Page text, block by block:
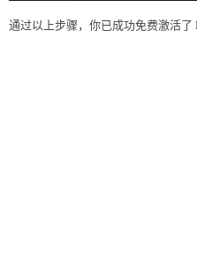
通过以上步骤，你已成功免费激活了